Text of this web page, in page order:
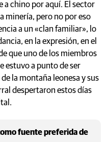
a chino por aquí. El sector
minería, pero no por eso
a un «clan familiar», lo
en la expresión, en el
que uno de los miembros
estuvo a punto de ser
la montaña leonesa y sus
despertaron estos días
fuente preferida de